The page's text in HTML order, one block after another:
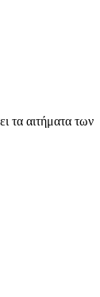
τα αιτήματα των